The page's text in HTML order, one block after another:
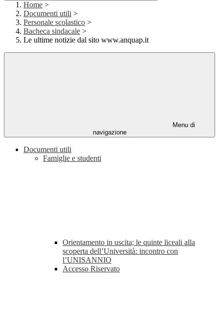
Home >
Documenti utili >
Personale scolastico >
Bacheca sindacale >
Le ultime notizie dal sito www.anquap.it
Menu di
navigazione
Documenti utili
Famiglie e studenti
Orientamento in uscita; le quinte liceali alla
scoperta dell’Università: incontro con
l’UNISANNIO
Accesso Riservato